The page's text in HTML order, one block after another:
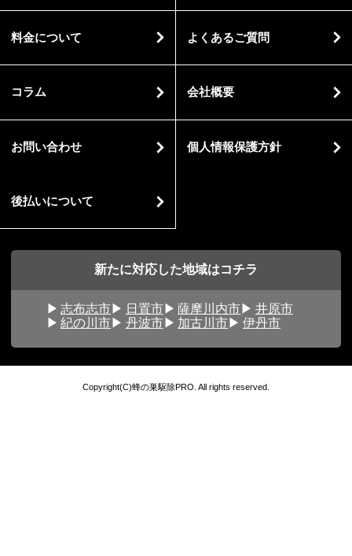
料金について よくあるご質問
コラム 会社概要
お問い合わせ 個人情報保護方針
後払いについて
新たに対応した地域はコチラ
志布志市 日置市 薩摩川内市
井原市
紀の川市
丹波市 加古川市 伊丹市
Copyright(C)蜂の巣駆除PRO. All rights reserved.